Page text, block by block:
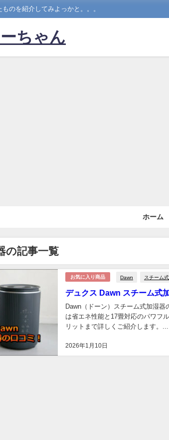
のを紹介してみよっかと。。。
ちゃん
ホーム
の記事一覧
お気に入り商品 Dawn スチーム
デュクス Dawn スチーム式
2026年1月10日
Dawn（ドーン）スチーム式加湿
は省エネ性能と17畳対応のパワフ
リットまで詳しくご紹介します。...